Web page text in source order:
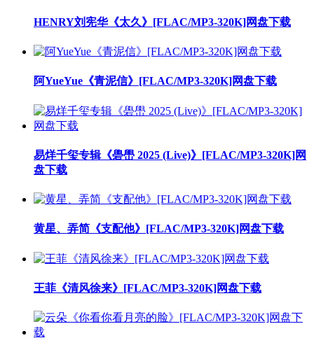
HENRY刘宪华《太久》[FLAC/MP3-320K]网盘下载
阿YueYue《青泥信》[FLAC/MP3-320K]网盘下载
易烊千玺专辑《礐嶨 2025 (Live)》[FLAC/MP3-320K]网
盘下载
黄星、弄简《支配他》[FLAC/MP3-320K]网盘下载
王菲《清风徐来》[FLAC/MP3-320K]网盘下载